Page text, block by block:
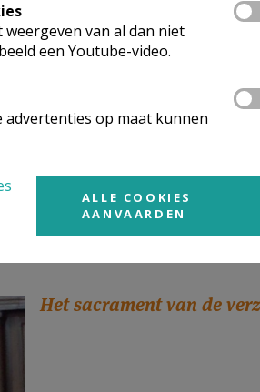
Het sacrament van de
van al dan niet
een Youtube-video.
op maat kunnen
ALLE COOKIES
AANVAARDEN